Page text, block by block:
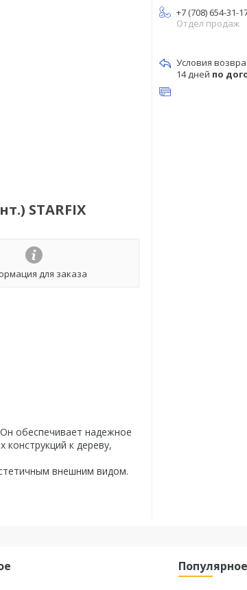
STARFIX
для заказа
обеспечивает надежное
конструкций к дереву,
внешним видом.
+7 (708) 654-31-
Отдел продаж
14 дней по
Популярное